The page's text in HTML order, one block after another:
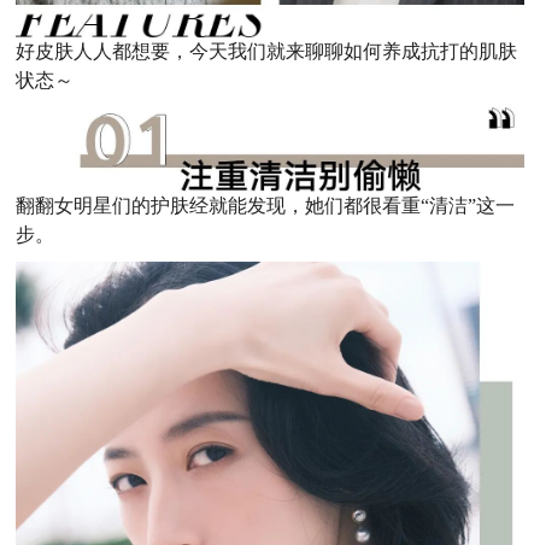
好皮肤人人都想要，今天我们就来聊聊如何养成抗打的肌肤
状态～
翻翻女明星们的护肤经就能发现，她们都很看重“清洁”这一
步。